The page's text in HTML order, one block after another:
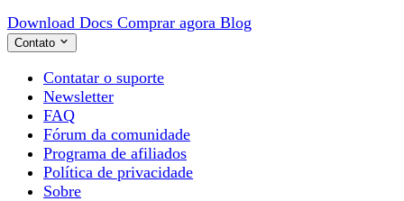
Download Docs Comprar agora Blog
Contato
Contatar o suporte
Newsletter
FAQ
Fórum da comunidade
Programa de afiliados
Política de privacidade
Sobre